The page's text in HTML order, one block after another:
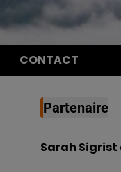
CONTACT
Partenaire
Sarah